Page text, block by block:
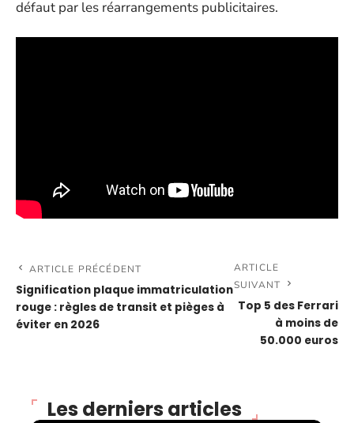
défaut par les réarrangements publicitaires.
ARTICLE PRÉCÉDENT
Signification plaque immatriculation
rouge : règles de transit et pièges à
éviter en 2026
ARTICLE
SUIVANT
Top 5 des Ferrari
à moins de
50.000 euros
Les derniers articles